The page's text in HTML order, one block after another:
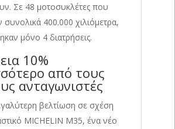
Σε 48 μοτοσυκλέτες που
συνολικά 400.000 χιλιόμετρα,
μόνο 4 διατρήσεις.
10%
από τους
ανταγωνιστές
βελτίωση σε σχέση
MICHELIN M35, ένα νέο